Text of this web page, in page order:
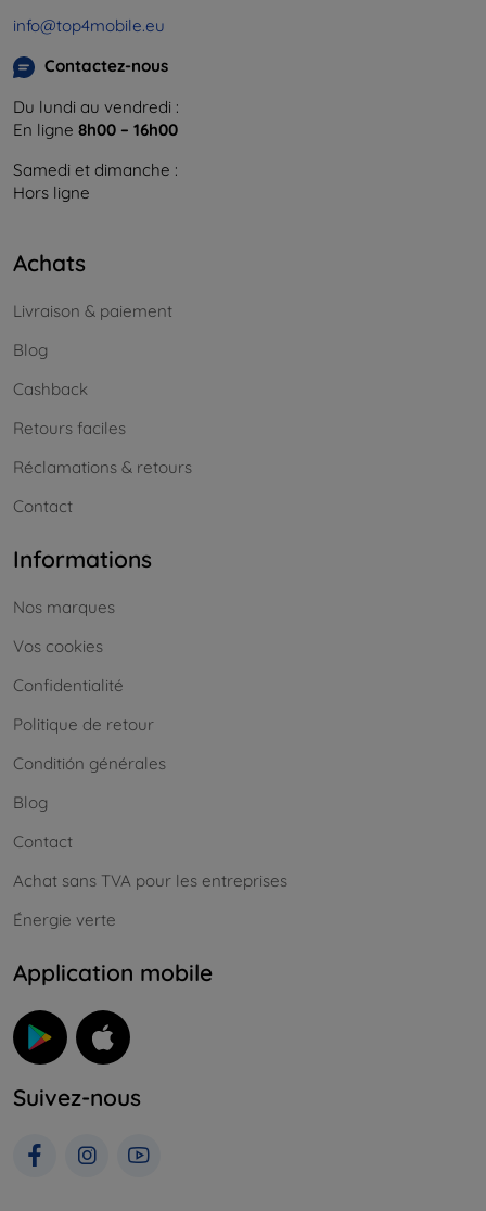
info@top4mobile.eu
Contactez-nous
Du lundi au vendredi :
En ligne 8h00 – 16h00
Samedi et dimanche :
Hors ligne
Achats
Livraison & paiement
Blog
Cashback
Retours faciles
Réclamations & retours
Contact
Informations
Nos marques
Vos cookies
Confidentialité
Politique de retour
Conditión générales
Blog
Contact
Achat sans TVA pour les entreprises
Énergie verte
Application mobile
Suivez-nous